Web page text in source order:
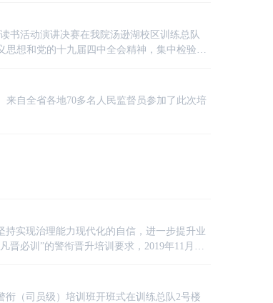
书活动演讲决赛在我院汤逊湖校区训练总队
想和党的十九届四中全会精神，集中检验并
来自全省各地70多名人民监督员参加了此次培
实现治理能力现代化的自信，进一步提升业
晋必训”的警衔晋升培训要求，2019年11月19
衔（司员级）培训班开班式在训练总队2号楼